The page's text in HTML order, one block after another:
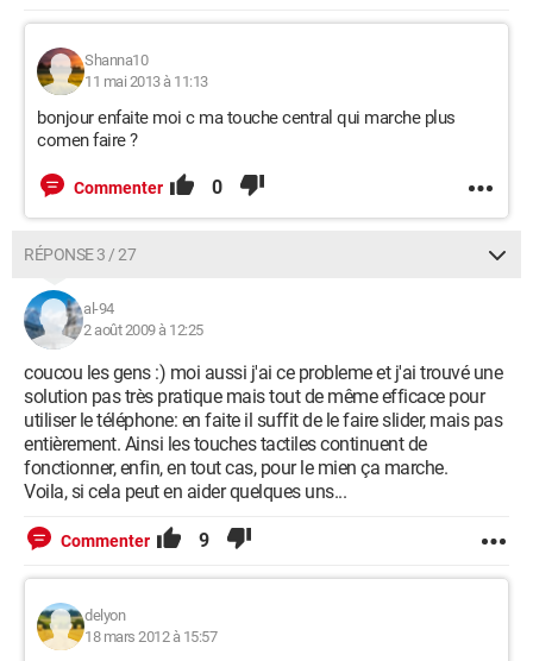
Shanna10
11 mai 2013 à 11:13
bonjour enfaite moi c ma touche central qui marche plus
comen faire ?
Commenter 0
RÉPONSE 3 / 27
al-94
2 août 2009 à 12:25
coucou les gens :) moi aussi j'ai ce probleme et j'ai trouvé une
solution pas très pratique mais tout de même efficace pour
utiliser le téléphone: en faite il suffit de le faire slider, mais pas
entièrement. Ainsi les touches tactiles continuent de
fonctionner, enfin, en tout cas, pour le mien ça marche.
Voila, si cela peut en aider quelques uns...
Commenter 9
delyon
18 mars 2012 à 15:57